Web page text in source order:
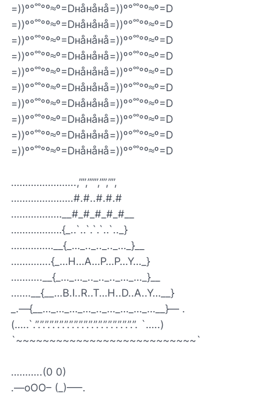
‎​=))º°˚˚°º≈º=Dнåнåнå=))º°˚˚°º≈º=D
‎​=))º°˚˚°º≈º=Dнåнåнå=))º°˚˚°º≈º=D
=))º°˚˚°º≈º=Dнåнåнå=))º°˚˚°º≈º=D
‎​=))º°˚˚°º≈º=Dнåнåнå=))º°˚˚°º≈º=D
‎​=))º°˚˚°º≈º=Dнåнåнå=))º°˚˚°º≈º=D
‎​=))º°˚˚°º≈º=Dнåнåнå=))º°˚˚°º≈º=D
‎​=))º°˚˚°º≈º=Dнåнåнå=))º°˚˚°º≈º=D
‎​=))º°˚˚°º≈º=Dнåнåнå=))º°˚˚°º≈º=D
‎​=))º°˚˚°º≈º=Dнåнåнå=))º°˚˚°º≈º=D
‎​=))º°˚˚°º≈º=Dнåнåнå=))º°˚˚°º≈º=D
…………………..,””,”””,””,””,
………………….#.#..#.#.#
………………__#_#_#_#_#__
………………{_..`..`.`.`..`.._}
……………__{_…_.._.._.._…_}__
…………..{_…H…A…P…P…Y…_}
………..__{_…_…_.._.._.._…_…_}__
…….__{__…B.I..R..T…H..D..A..Y…__}
_.—{__…_…_…_…_.._…_…_…_…__}— .
(…..`.”.”.”.”.”.”.”.”.”.”.”.”.”.”.”.”.”.”.”.”.”. `…..)
`~~~~~~~~~~~~~~~~~~~~~~~~~~~`
………..(0 0)
.—oOO– (_)—–.